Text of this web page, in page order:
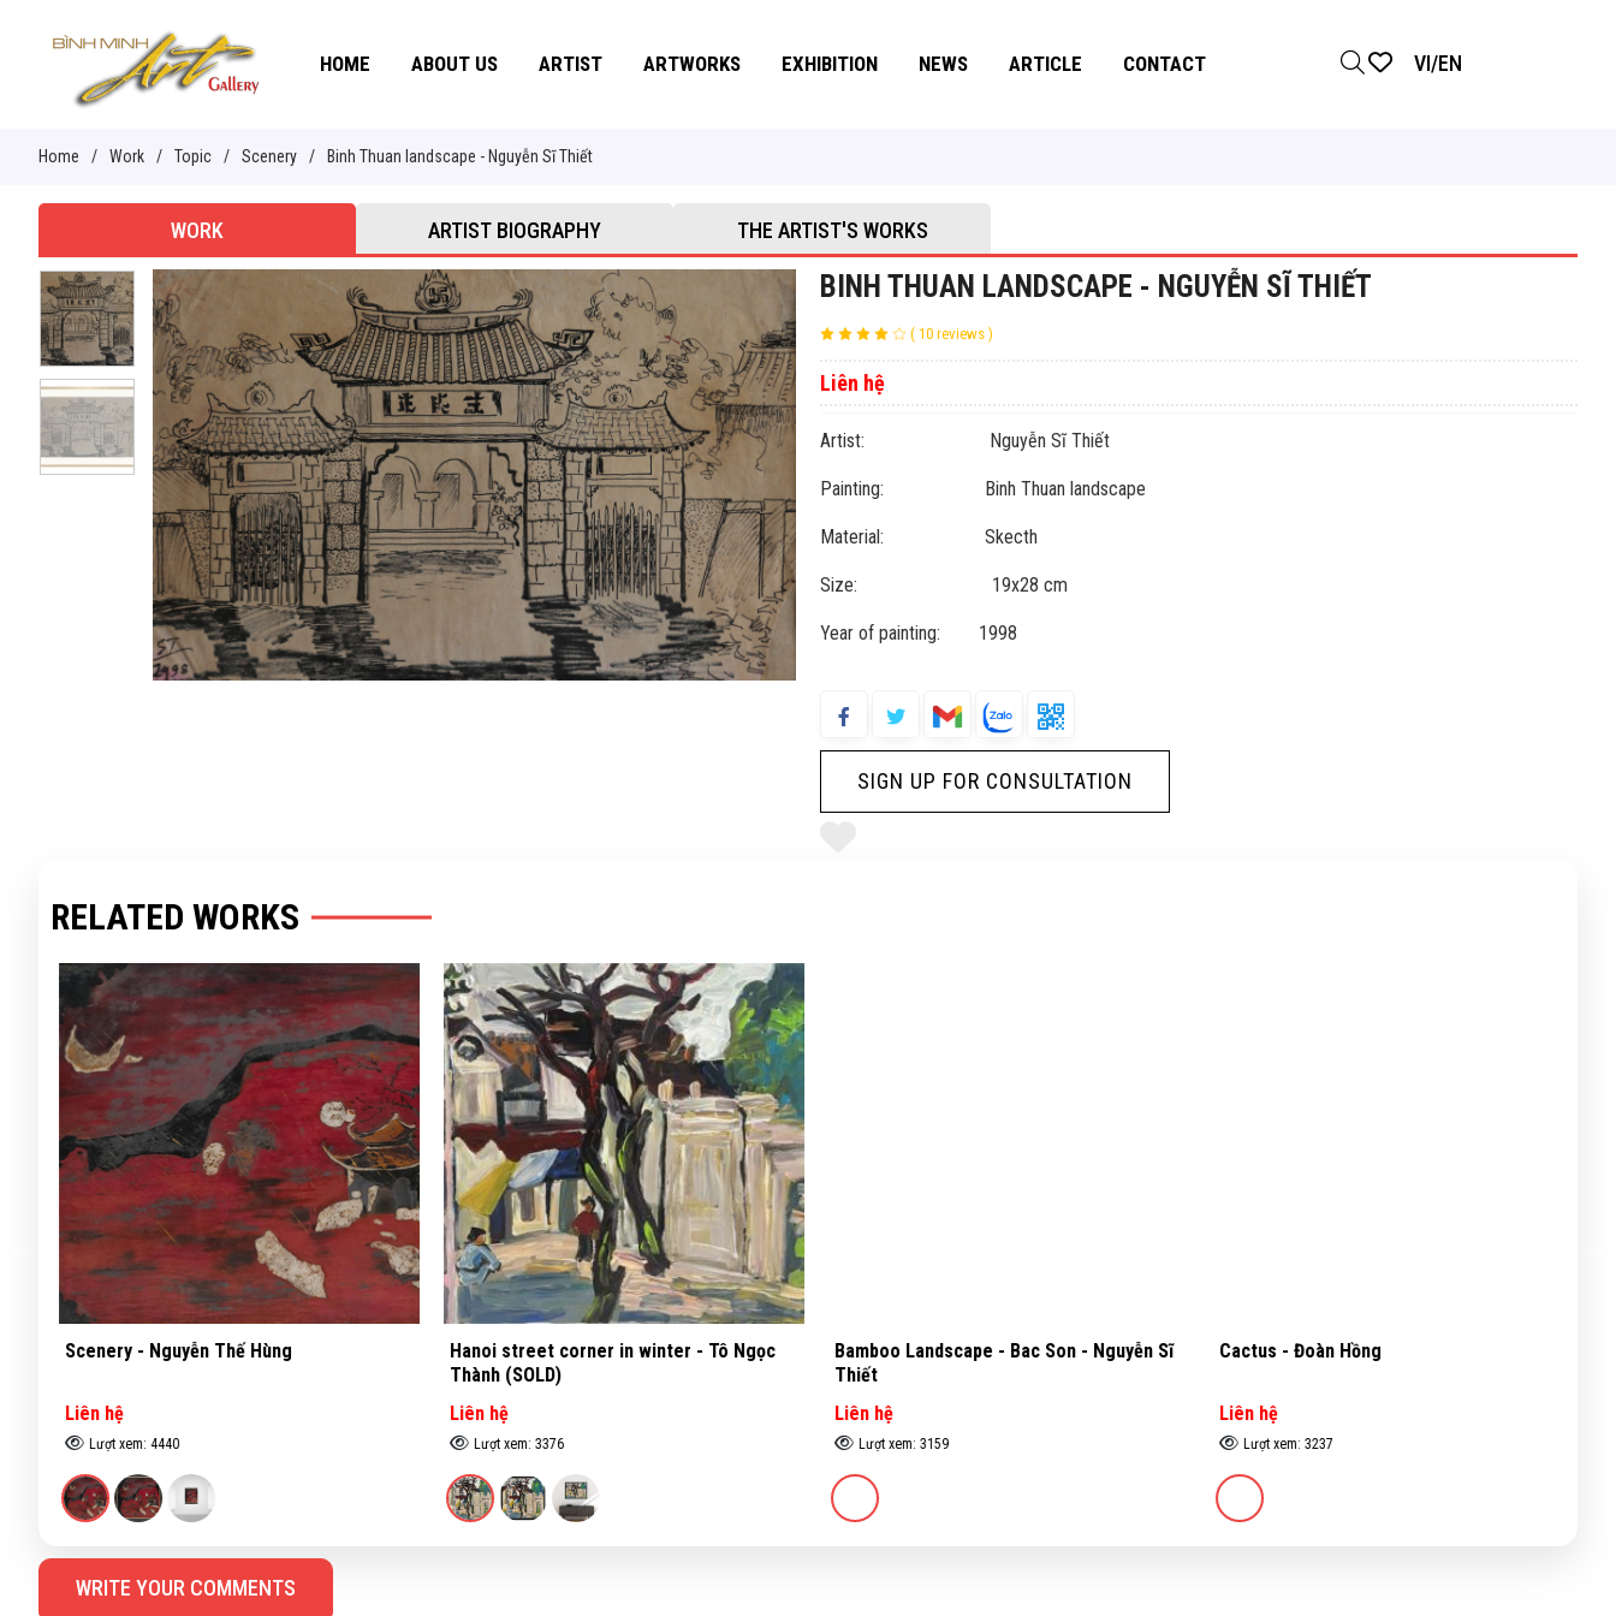
HOME ABOUT US ARTIST ARTWORKS EXHIBITION NEWS ARTICLE CONTACT VI/EN
Home / Work / Topic / Scenery / Binh Thuan landscape - Nguyễn Sĩ Thiết
WORK ARTIST BIOGRAPHY THE ARTIST'S WORKS
BINH THUAN LANDSCAPE - NGUYỄN SĨ THIẾT
( 10 reviews )
Liên hệ
Artist: Nguyễn Sĩ Thiết
Painting: Binh Thuan landscape
Material: Skecth
Size: 19x28 cm
Year of painting: 1998
SIGN UP FOR CONSULTATION
RELATED WORKS
Scenery - Nguyễn Thế Hùng
Liên hệ
Lượt xem: 4440
Hanoi street corner in winter - Tô Ngọc
Thành (SOLD)
Liên hệ
Lượt xem: 3376
Bamboo Landscape - Bac Son - Nguyễn Sĩ
Thiết
Liên hệ
Lượt xem: 3159
Cactus - Đoàn Hồng
Liên hệ
Lượt xem: 3237
WRITE YOUR COMMENTS